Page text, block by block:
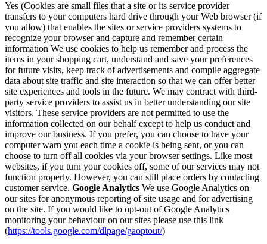
Yes (Cookies are small files that a site or its service provider
transfers to your computers hard drive through your Web browser (if
you allow) that enables the sites or service providers systems to
recognize your browser and capture and remember certain
information We use cookies to help us remember and process the
items in your shopping cart, understand and save your preferences
for future visits, keep track of advertisements and compile aggregate
data about site traffic and site interaction so that we can offer better
site experiences and tools in the future. We may contract with third-
party service providers to assist us in better understanding our site
visitors. These service providers are not permitted to use the
information collected on our behalf except to help us conduct and
improve our business. If you prefer, you can choose to have your
computer warn you each time a cookie is being sent, or you can
choose to turn off all cookies via your browser settings. Like most
websites, if you turn your cookies off, some of our services may not
function properly. However, you can still place orders by contacting
customer service. Google Analytics We use Google Analytics on
our sites for anonymous reporting of site usage and for advertising
on the site. If you would like to opt-out of Google Analytics
monitoring your behaviour on our sites please use this link
(https://tools.google.com/dlpage/gaoptout/)